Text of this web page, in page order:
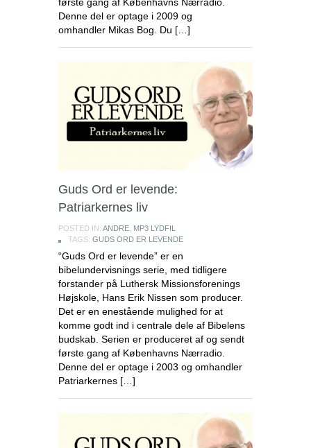
første gang af Københavns Nærradio.
Denne del er optage i 2009 og
omhandler Mikas Bog. Du […]
Guds Ord er levende:
Patriarkernes liv
POSTED IN: ANDRE MP3 LYDFIL
TAGS: GUDS ORD ER LEVENDE
“Guds Ord er levende” er en
bibelundervisnings serie, med tidligere
forstander på Luthersk Missionsforenings
Højskole, Hans Erik Nissen som producer.
Det er en enestående mulighed for at
komme godt ind i centrale dele af Bibelens
budskab. Serien er produceret af og sendt
første gang af Københavns Nærradio.
Denne del er optage i 2003 og omhandler
Patriarkernes […]